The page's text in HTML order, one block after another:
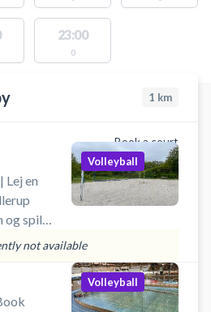
23:00
0
ACTIVITIES
1 km
Book a court
Lej en
og spil
Ballerup.
Volleyball
not available
Volleyball